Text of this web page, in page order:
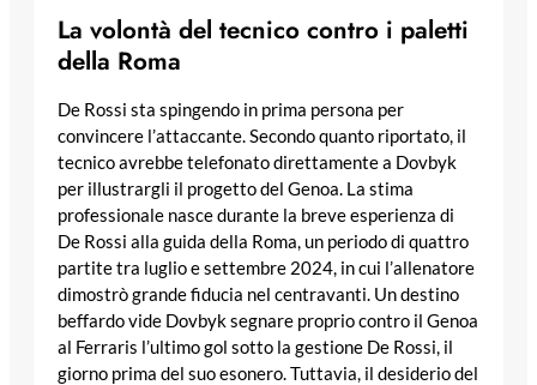
La volontà del tecnico contro i paletti
della Roma
De Rossi sta spingendo in prima persona per
convincere l’attaccante. Secondo quanto riportato, il
tecnico avrebbe telefonato direttamente a Dovbyk
per illustrargli il progetto del Genoa. La stima
professionale nasce durante la breve esperienza di
De Rossi alla guida della Roma, un periodo di quattro
partite tra luglio e settembre 2024, in cui l’allenatore
dimostrò grande fiducia nel centravanti. Un destino
beffardo vide Dovbyk segnare proprio contro il Genoa
al Ferraris l’ultimo gol sotto la gestione De Rossi, il
giorno prima del suo esonero. Tuttavia, il desiderio del